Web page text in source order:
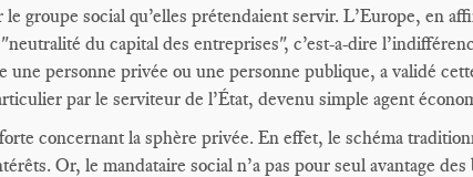
groupe social qu’elles prétendaient servir. L’Europe, en
du capital des entreprises", c’est-a-dire
une personne privée ou une personne publique, a validé
par le serviteur de l’État, devenu simple agent
concernant la sphère privée. En effet, le schéma
Or, le mandataire social n’a pas pour seul avantage des